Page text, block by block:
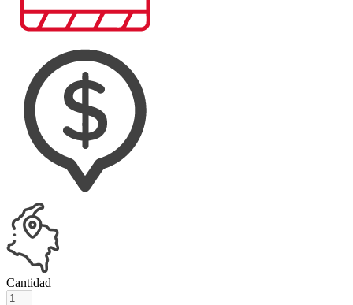
Cantidad